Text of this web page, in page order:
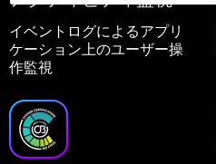
イベントログによるアプリ
ケーション上のユーザー操
作監視